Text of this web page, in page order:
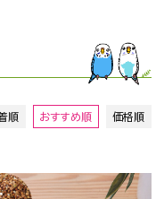
順 おすすめ順 価格順